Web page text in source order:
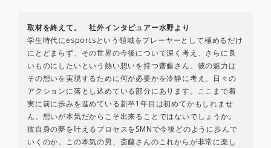
取材を終えて。 社外インタビュアー水野より
学生時代にesportsという領域をプレーヤーとして極めるだけ
にとどまらず、その世界の今後について深く考え、さらに良
いものにしたいという熱い想いを持つ齋藤さん。彼の魅力は
その想いを実現するために何が必要かを冷静に考え、日々の
アクションに落とし込めている部分にあります。ここまで着
実に前に歩みを進めている新卒1年目は初めてかもしれませ
ん。想いが本気だからこそ出来ることではないでしょうか。
彼自身の夢を叶えるプロセスをSMNで今後どのように歩んで
いくのか。この本気の男、斎藤さんのこれからが非常に楽し